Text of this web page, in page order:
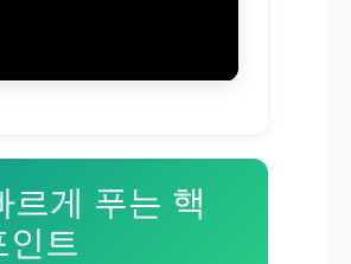
르게 푸는 핵
인트